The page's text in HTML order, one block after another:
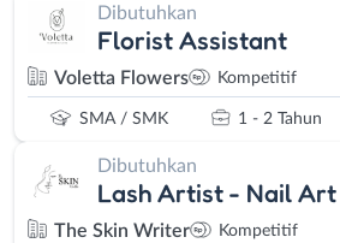
Dibutuhkan
Florist Assistant
Voletta Flowers Kompetitif
SMA / SMK 1 - 2 Tahun
Dibutuhkan
Lash Artist - Nail Art
The Skin Writer Kompetitif